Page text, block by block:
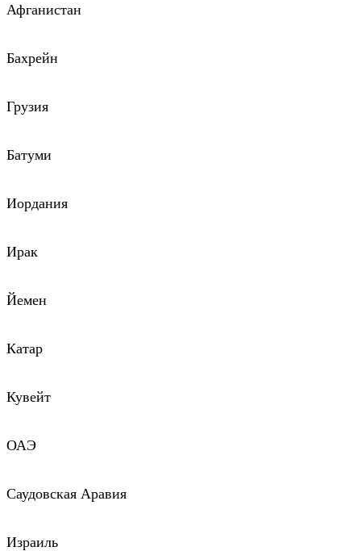
Афганистан
Бахрейн
Грузия
Батуми
Иордания
Ирак
Йемен
Катар
Кувейт
ОАЭ
Саудовская Аравия
Израиль